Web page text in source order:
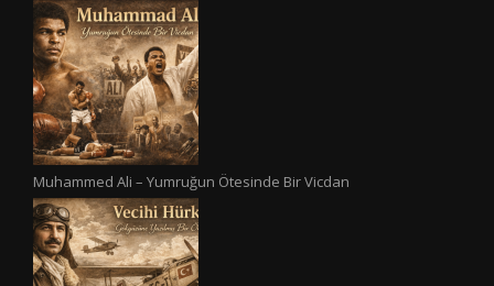
Muhammed Ali – Yumruğun Ötesinde Bir Vicdan